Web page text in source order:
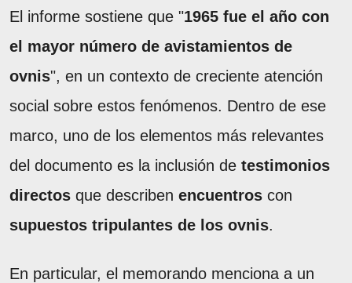
El informe sostiene que "1965 fue el año con
el mayor número de avistamientos de
ovnis", en un contexto de creciente atención
social sobre estos fenómenos. Dentro de ese
marco, uno de los elementos más relevantes
del documento es la inclusión de testimonios
directos que describen encuentros con
supuestos tripulantes de los ovnis.
En particular, el memorando menciona a un